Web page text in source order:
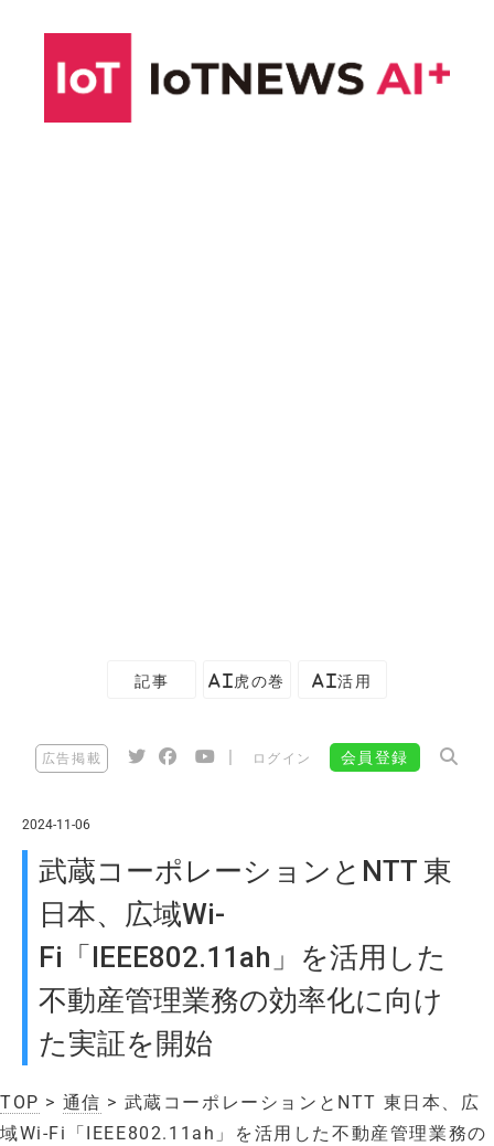
記事 AI虎の巻 AI活用
広告掲載 ログイン 会員登録
2024-11-06
武蔵コーポレーションとNTT 東
日本、広域Wi-
Fi「IEEE802.11ah」を活用した
不動産管理業務の効率化に向け
た実証を開始
TOP > 通信 > 武蔵コーポレーションとNTT 東日本、広
域Wi-Fi「IEEE802.11ah」を活用した不動産管理業務の